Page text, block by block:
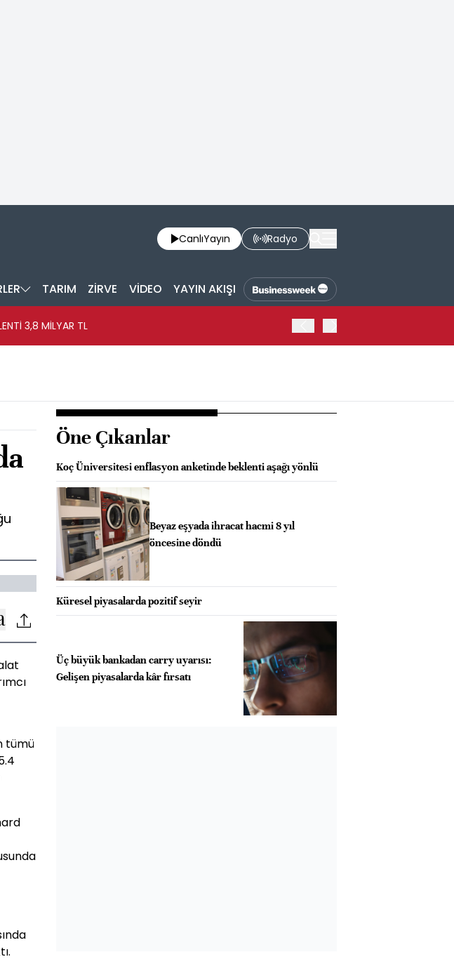
CanlıYayın Radyo
TARIM ZİRVE VİDEO YAYIN AKIŞI
3,8 MİLYAR TL
tümü
Öne Çıkanlar
Koç Üniversitesi enflasyon anketinde beklenti aşağı yönlü
Beyaz eşyada ihracat hacmi 8 yıl
öncesine döndü
Küresel piyasalarda pozitif seyir
Üç büyük bankadan carry uyarısı:
Gelişen piyasalarda kâr fırsatı